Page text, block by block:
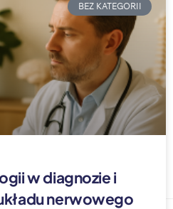
BEZ KATEGORII
w diagnozie i
nerwowego